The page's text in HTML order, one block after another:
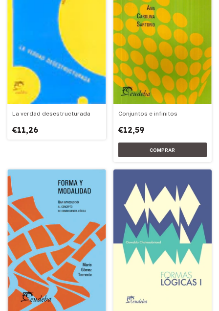
La verdad desestructurada
€11,26
Conjuntos e infinitos
€12,59